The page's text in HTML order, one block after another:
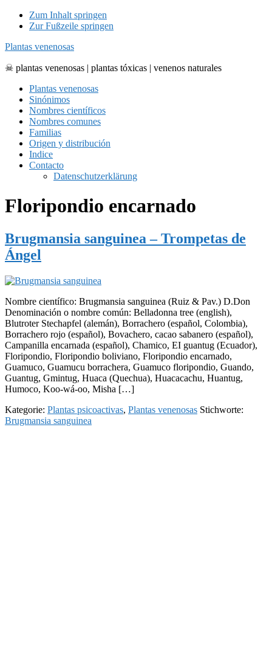
Zum Inhalt springen
Zur Fußzeile springen
Plantas venenosas
☠ plantas venenosas | plantas tóxicas | venenos naturales
Plantas venenosas
Sinónimos
Nombres científicos
Nombres comunes
Familias
Origen y distribución
Indice
Contacto
Datenschutzerklärung
Floripondio encarnado
Brugmansia sanguinea – Trompetas de
Ángel
Nombre científico: Brugmansia sanguinea (Ruiz & Pav.) D.Don
Denominación o nombre común: Belladonna tree (english),
Blutroter Stechapfel (alemán), Borrachero (español, Colombia),
Borrachero rojo (español), Bovachero, cacao sabanero (español),
Campanilla encarnada (español), Chamico, EI guantug (Ecuador),
Floripondio, Floripondio boliviano, Floripondio encarnado,
Guamuco, Guamucu borrachera, Guamuco floripondio, Guando,
Guantug, Gmintug, Huaca (Quechua), Huacacachu, Huantug,
Humoco, Koo-wá-oo, Misha […]
Kategorie: Plantas psicoactivas, Plantas venenosas Stichworte:
Brugmansia sanguinea